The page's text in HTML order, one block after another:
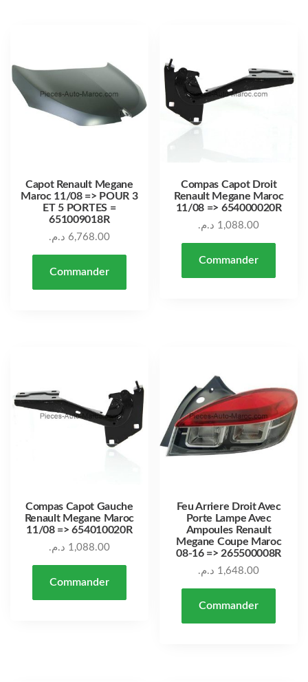
Capot Renault Megane
Maroc 11/08 => POUR 3
ET 5 PORTES =
651009018R
6,768.00 د.م.
Commander
Compas Capot Droit
Renault Megane Maroc
11/08 => 654000020R
1,088.00 د.م.
Commander
Compas Capot Gauche
Renault Megane Maroc
11/08 => 654010020R
1,088.00 د.م.
Commander
Feu Arriere Droit Avec
Porte Lampe Avec
Ampoules Renault
Megane Coupe Maroc
08-16 => 265500008R
1,648.00 د.م.
Commander